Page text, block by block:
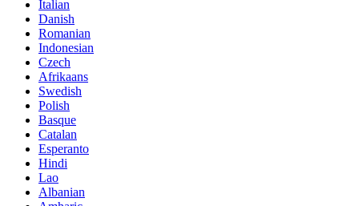
Italian
Danish
Romanian
Indonesian
Czech
Afrikaans
Swedish
Polish
Basque
Catalan
Esperanto
Hindi
Lao
Albanian